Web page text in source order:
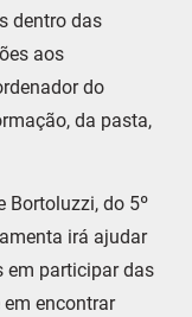
dentro das
aos
do
da pasta,
Bortoluzzi, do 5º
irá ajudar
em participar das
encontrar